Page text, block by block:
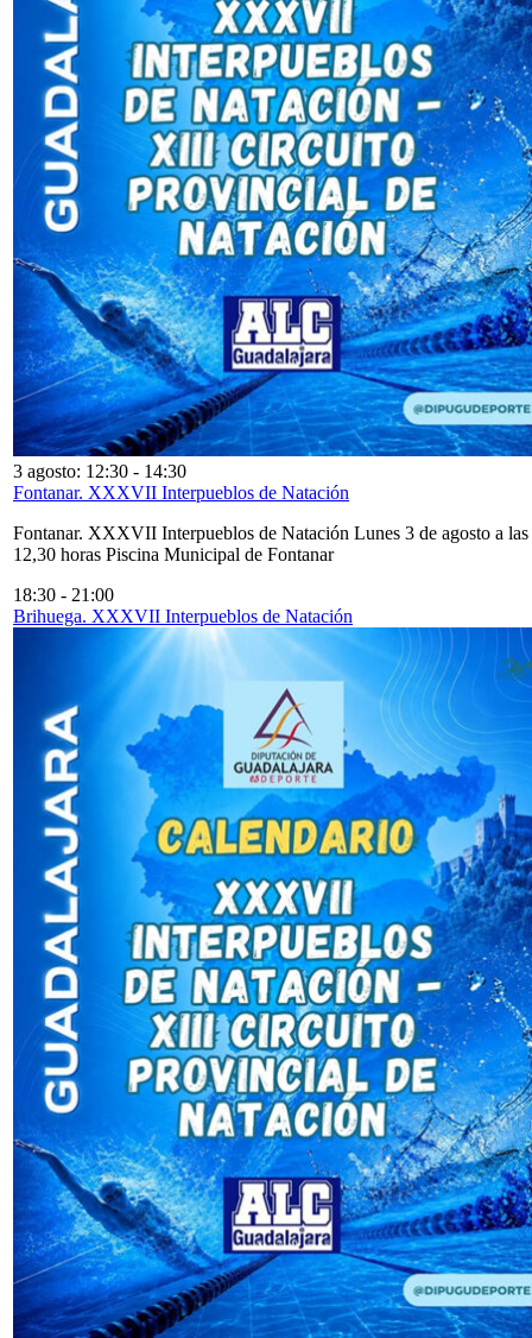
3 agosto: 12:30 - 14:30
Fontanar. XXXVII Interpueblos de Natación
Fontanar. XXXVII Interpueblos de Natación Lunes 3 de agosto a las
12,30 horas Piscina Municipal de Fontanar
18:30 - 21:00
Brihuega. XXXVII Interpueblos de Natación